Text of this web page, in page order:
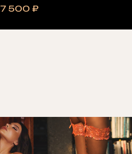
7 500 ₽